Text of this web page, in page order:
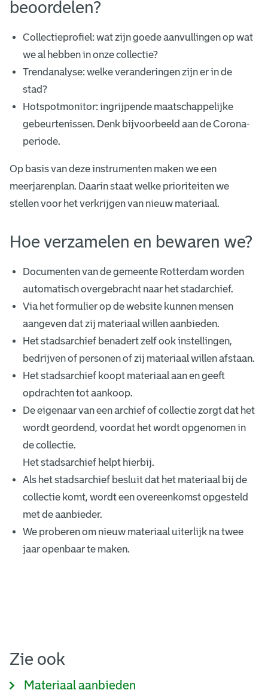
beoordelen?
Collectieprofiel: wat zijn goede aanvullingen op wat
we al hebben in onze collectie?
Trendanalyse: welke veranderingen zijn er in de
stad?
Hotspotmonitor: ingrijpende maatschappelijke
gebeurtenissen. Denk bijvoorbeeld aan de Corona-
periode.
Op basis van deze instrumenten maken we een
meerjarenplan. Daarin staat welke prioriteiten we
stellen voor het verkrijgen van nieuw materiaal.
Hoe verzamelen en bewaren we?
Documenten van de gemeente Rotterdam worden
automatisch overgebracht naar het stadarchief.
Via het formulier op de website kunnen mensen
aangeven dat zij materiaal willen aanbieden.
Het stadsarchief benadert zelf ook instellingen,
bedrijven of personen of zij materiaal willen afstaan.
Het stadsarchief koopt materiaal aan en geeft
opdrachten tot aankoop.
De eigenaar van een archief of collectie zorgt dat het
wordt geordend, voordat het wordt opgenomen in
de collectie.
Het stadsarchief helpt hierbij.
Als het stadsarchief besluit dat het materiaal bij de
collectie komt, wordt een overeenkomst opgesteld
met de aanbieder.
We proberen om nieuw materiaal uiterlijk na twee
jaar openbaar te maken.
Zie ook
Materiaal aanbieden